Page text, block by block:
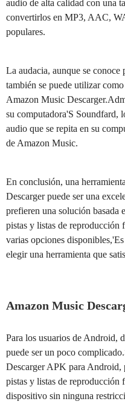
audio de alta calidad con una
convertirlos en MP3, AAC,
populares.
La audacia, aunque se
también se puede utilizar
Amazon Music
su computadora'S Soundfard,
audio que se repita en su
de Amazon Music.
En conclusión, una
Descarger puede ser una
prefieren una solución basada
pistas y listas de
varias opciones
elegir una herramienta que
Amazon Music
Para los usuarios de Android,
puede ser un poco
Descarger APK para Android,
pistas y listas de reproducción
dispositivo sin ninguna